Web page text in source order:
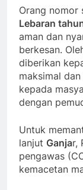
Orang nomor
Lebaran
aman dan
berkesan.
diberikan
maksimal
kepada
dengan
Untuk
lanjut Ganjar,
pengawas
kemacetan